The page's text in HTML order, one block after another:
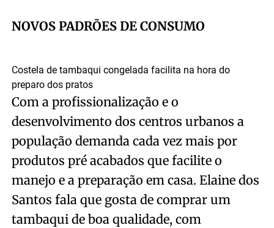
NOVOS PADRÕES DE CONSUMO
Costela de tambaqui congelada facilita na hora do
preparo dos pratos
Com a profissionalização e o
desenvolvimento dos centros urbanos a
população demanda cada vez mais por
produtos pré acabados que facilite o
manejo e a preparação em casa. Elaine dos
Santos fala que gosta de comprar um
tambaqui de boa qualidade, com